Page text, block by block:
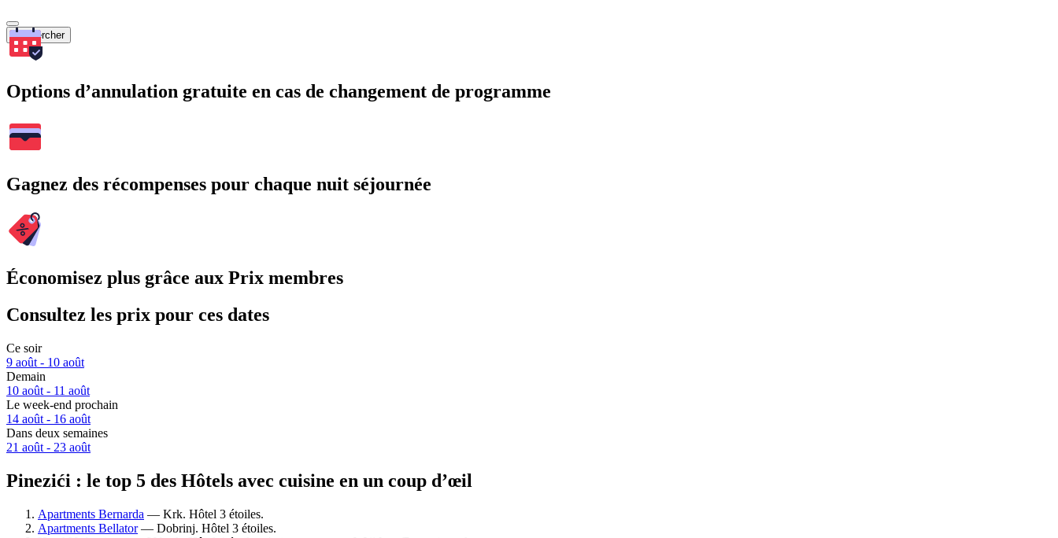
Rechercher
Options d’annulation gratuite en cas de changement de programme
Gagnez des récompenses pour chaque nuit séjournée
Économisez plus grâce aux Prix membres
Consultez les prix pour ces dates
Ce soir
9 août - 10 août
Demain
10 août - 11 août
Le week-end prochain
14 août - 16 août
Dans deux semaines
21 août - 23 août
Pinezići : le top 5 des Hôtels avec cuisine en un coup d’œil
Apartments Bernarda — Krk. Hôtel 3 étoiles.
Apartments Bellator— Dobrinj. Hôtel 3 étoiles.